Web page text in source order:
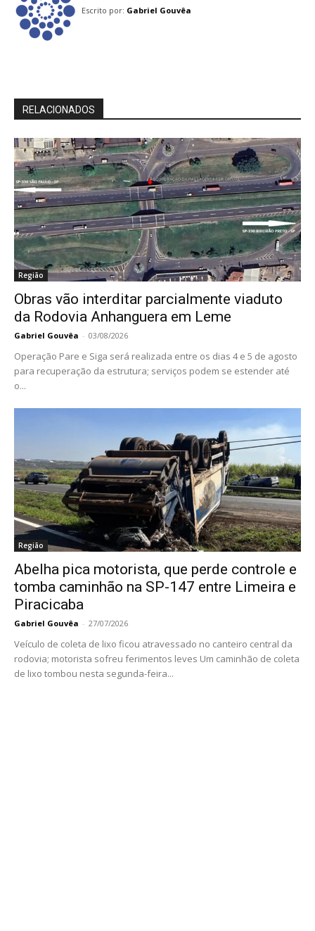
Escrito por: Gabriel Gouvêa
RELACIONADOS
Região
Obras vão interditar parcialmente viaduto
da Rodovia Anhanguera em Leme
Gabriel Gouvêa - 03/08/2026
Operação Pare e Siga será realizada entre os dias 4 e 5 de agosto
para recuperação da estrutura; serviços podem se estender até
o...
Região
Abelha pica motorista, que perde controle e
tomba caminhão na SP-147 entre Limeira e
Piracicaba
Gabriel Gouvêa - 27/07/2026
Veículo de coleta de lixo ficou atravessado no canteiro central da
rodovia; motorista sofreu ferimentos leves Um caminhão de coleta
de lixo tombou nesta segunda-feira...